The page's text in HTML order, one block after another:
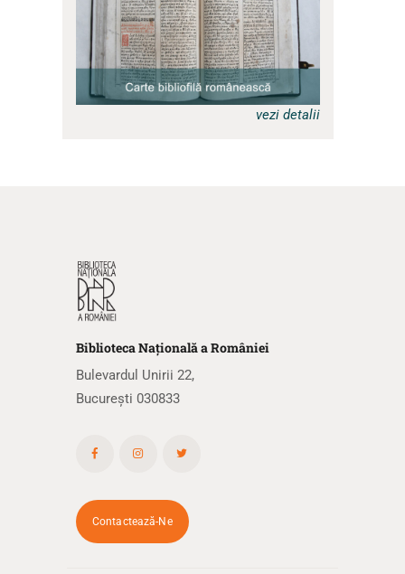
vezi detalii
BibliotecaNaționalăa României
Bulevardul Unirii 22,
București 030833
Contactează-Ne